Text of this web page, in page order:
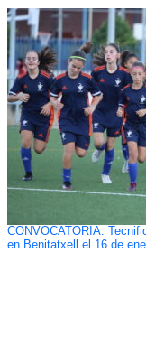
CONVOCATORIA:
en Benitatxell el 16 de